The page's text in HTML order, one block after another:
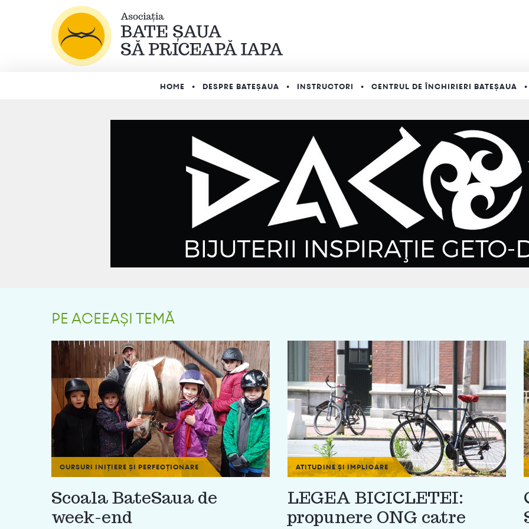
HOME DESPRE BATEȘAUA INSTRUCTORI CENTRUL DE ÎNCHIRIERI BATEȘAUA
PE ACEEAȘI TEMĂ
CURSURI INIȚIERE ȘI PERFECȚIONARE
Scoala BateSaua de
week-end
ATITUDINE ȘI IMPLICARE
LEGEA BICICLETEI:
propunere ONG catre